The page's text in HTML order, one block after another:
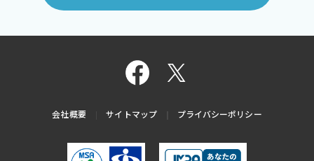
会社概要 サイトマップ プライバシーポリシー